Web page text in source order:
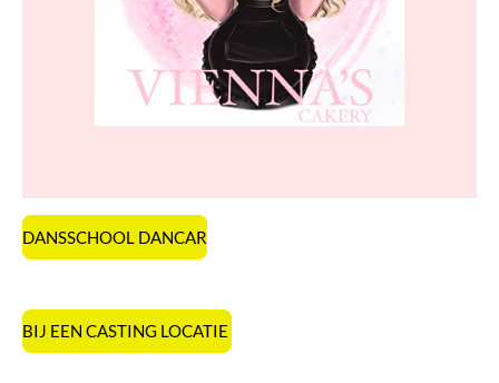
DANSSCHOOL DANCAR
BIJ EEN CASTING LOCATIE